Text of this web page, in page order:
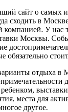
сайт о самых
сходить в
компанией. У нас
Москвы.
обязательно
отдыха в
места для
другое.